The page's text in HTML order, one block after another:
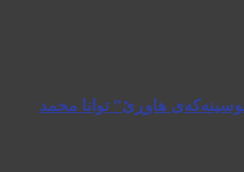
هاوڕێ” توانا محمد